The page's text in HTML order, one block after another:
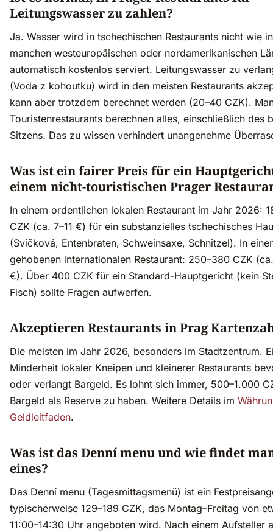
Leitungswasser zu zahlen?
Ja. Wasser wird in tschechischen Restaurants nicht wie in
manchen westeuropäischen oder nordamerikanischen
automatisch kostenlos serviert. Leitungswasser zu
(Voda z kohoutku) wird in den meisten Restaurants
kann aber trotzdem berechnet werden (20–40 CZK).
Touristenrestaurants berechnen alles, einschließlich des
Sitzens. Das zu wissen verhindert unangenehme
Was ist ein fairer Preis für ein
einem nicht-touristischen Prager
In einem ordentlichen lokalen Restaurant im Jahr 2026:
CZK (ca. 7–11 €) für ein substanzielles tschechisches
(Svíčková, Entenbraten, Schweinsaxe, Schnitzel). In
gehobenen internationalen Restaurant: 250–380 CZK
€). Über 400 CZK für ein Standard-Hauptgericht (kein
Fisch) sollte Fragen aufwerfen.
Akzeptieren Restaurants in Prag
Die meisten im Jahr 2026, besonders im Stadtzentrum.
Minderheit lokaler Kneipen und kleinerer Restaurants
oder verlangt Bargeld. Es lohnt sich immer, 500–1.000
Bargeld als Reserve zu haben. Weitere Details im
Geldleitfaden.
Was ist das Denní menu und wie findet
eines?
Das Denní menu (Tagesmittagsmenü) ist ein
typischerweise 129–189 CZK, das Montag–Freitag von
11:00–14:30 Uhr angeboten wird. Nach einem Aufsteller